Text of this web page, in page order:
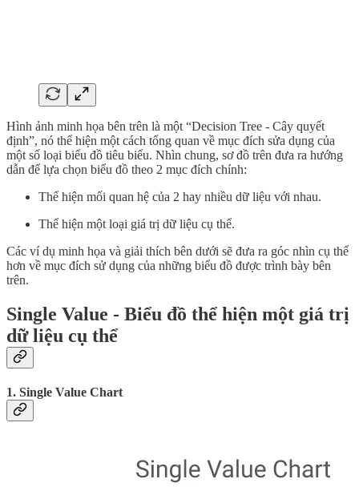
Hình ảnh minh họa bên trên là một “Decision Tree - Cây quyết
định”, nó thể hiện một cách tổng quan về mục đích sửa dụng của
một số loại biểu đồ tiêu biểu. Nhìn chung, sơ đồ trên đưa ra hướng
dẫn để lựa chọn biểu đồ theo 2 mục đích chính:
Thể hiện mối quan hệ của 2 hay nhiều dữ liệu với nhau.
Thể hiện một loại giá trị dữ liệu cụ thể.
Các ví dụ minh họa và giải thích bên dưới sẽ đưa ra góc nhìn cụ thể
hơn về mục đích sử dụng của những biểu đồ được trình bày bên
trên.
Single Value - Biểu đồ thể hiện một giá trị
dữ liệu cụ thể
1. Single Value Chart